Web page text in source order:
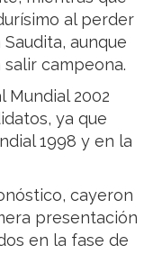
al perder
aunque
campeona.
Mundial 2002
ya que
1998 y en la
cayeron
presentación
en la fase de